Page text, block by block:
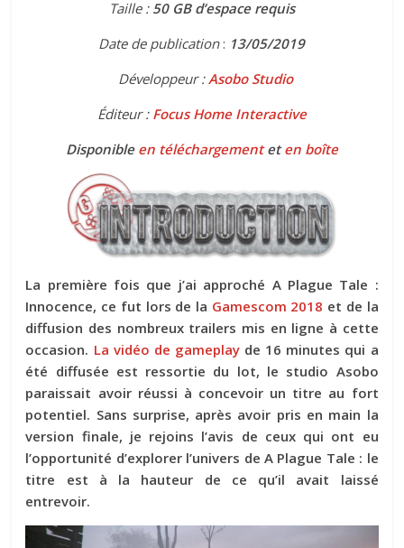
Taille : 50 GB d’espace requis
Date de publication: 13/05/2019
Développeur :Asobo Studio
Éditeur : Focus Home Interactive
Disponible en téléchargement eten boîte
La première fois que j’ai approché A Plague Tale :
Innocence, ce fut lors de la Gamescom 2018 et de la
diffusion des nombreux trailers mis en ligne à cette
occasion. La vidéo de gameplayde 16 minutes qui a
été diffusée est ressortie du lot, le studio Asobo
paraissait avoir réussi à concevoir un titre au fort
potentiel. Sans surprise, après avoir pris en main la
version finale, je rejoins l’avis de ceux qui ont eu
l’opportunité d’explorer l’univers de A Plague Tale : le
titre est à la hauteur de ce qu’il avait laissé
entrevoir.